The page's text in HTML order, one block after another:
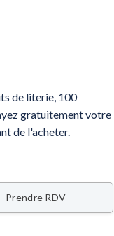
de literie, 100
gratuitement votre
de l'acheter.
Prendre RDV